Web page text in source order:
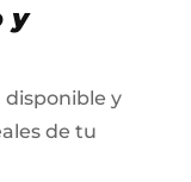
y
disponible y
de tu